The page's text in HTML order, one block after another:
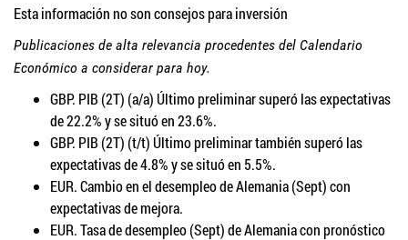
Esta información no son consejos para inversión
Publicaciones de alta relevancia procedentes del Calendario
Económico a considerar para hoy.
GBP. PIB (2T) (a/a) Último preliminar superó las expectativas
de 22.2% y se situó en 23.6%.
GBP. PIB (2T) (t/t) Último preliminar también superó las
expectativas de 4.8% y se situó en 5.5%.
EUR. Cambio en el desempleo de Alemania (Sept) con
expectativas de mejora.
EUR. Tasa de desempleo (Sept) de Alemania con pronóstico